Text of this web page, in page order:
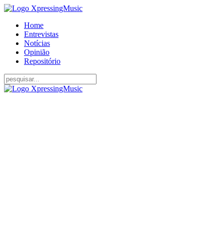
Home
Entrevistas
Notícias
Opinião
Repositório